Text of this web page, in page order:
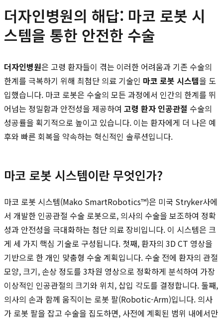
더자인병원의 해답: 마코 로봇 시
스템을 통한 안전한 수술
더자인병원은 고령 환자들이 겪는 이러한 어려움과 기존 수술의
한계를 극복하기 위해 최첨단 의료 기술인 마코 로봇 시스템을 도
입했습니다. 마코 로봇은 수술의 모든 과정에서 인간의 한계를 뛰
어넘는 정밀함과 안전성을 제공하여 고령 환자 인공관절 수술의
성공률을 획기적으로 높이고 있습니다. 이는 환자에게 더 나은 예
후와 빠른 회복을 약속하는 혁신적인 솔루션입니다.
마코 로봇 시스템이란 무엇인가?
마코 로봇 시스템(Mako SmartRobotics™)은 미국 Stryker사에
서 개발한 인공관절 수술 로봇으로, 의사의 수술을 보조하여 정확
성과 안전성을 극대화하는 첨단 의료 장비입니다. 이 시스템은 크
게 세 가지 핵심 기술로 구성됩니다. 첫째, 환자의 3D CT 영상을
기반으로 한 개인 맞춤형 수술 계획입니다. 수술 전에 환자의 관절
모양, 크기, 손상 정도를 3차원 영상으로 정확하게 분석하여 가장
이상적인 인공관절의 크기와 위치, 삽입 각도를 결정합니다. 둘째,
의사의 손과 함께 움직이는 로봇 팔(Robotic-Arm)입니다. 의사
가 로봇 팔을 잡고 수술을 집도하면, 사전에 계획된 범위 내에서만